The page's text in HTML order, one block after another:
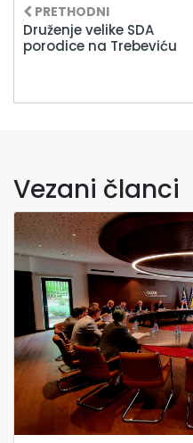
PRETHODNI
Druženje velike SDA
porodice na Trebeviću
Vezani članci